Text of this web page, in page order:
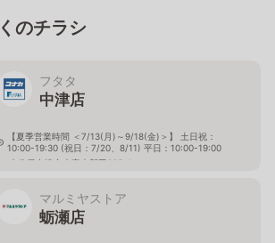
のチラシ
フタタ
中津店
【夏季営業時間 ＜7/13(月)～9/18(金)＞】 土日祝：
10:00-19:30 (祝日：7/20、8/11) 平日：10:00-19:00
大分県中津市大字大新田285-1
マルミヤストア
蛎瀬店